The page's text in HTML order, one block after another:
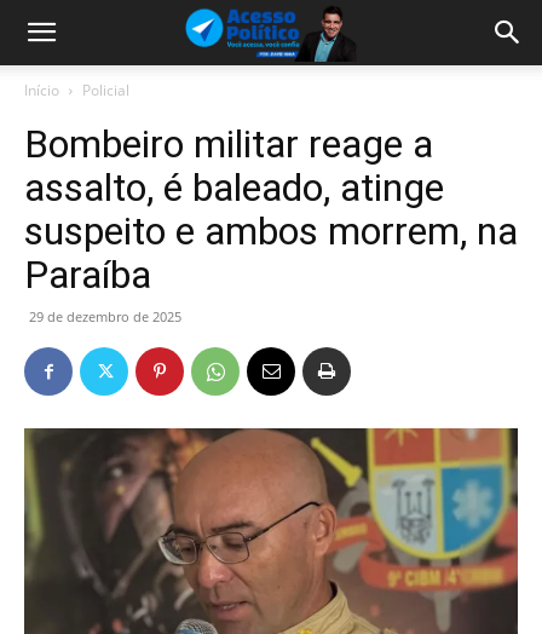
Início Policial
Bombeiro militar reage a
assalto, é baleado, atinge
suspeito e ambos morrem, na
Paraíba
29 de dezembro de 2025